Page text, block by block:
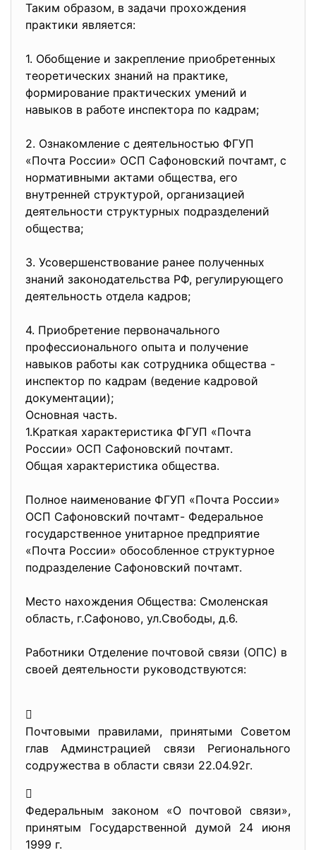
Таким образом, в задачи прохождения
практики является:
1. Обобщение и закрепление приобретенных
теоретических знаний на практике,
формирование практических умений и
навыков в работе инспектора по кадрам;
2. Ознакомление с деятельностью ФГУП
«Почта России» ОСП Сафоновский почтамт, с
нормативными актами общества, его
внутренней структурой, организацией
деятельности структурных подразделений
общества;
3. Усовершенствование ранее полученных
знаний законодательства РФ, регулирующего
деятельность отдела кадров;
4. Приобретение первоначального
профессионального опыта и получение
навыков работы как сотрудника общества -
инспектор по кадрам (ведение кадровой
документации);
Основная часть.
1.Краткая характеристика ФГУП «Почта
России» ОСП Сафоновский почтамт.
Общая характеристика общества.
Полное наименование ФГУП «Почта России»
ОСП Сафоновский почтамт- Федеральное
государственное унитарное предприятие
«Почта России» обособленное структурное
подразделение Сафоновский почтамт.
Место нахождения Общества: Смоленская
область, г.Сафоново, ул.Свободы, д.6.
Работники Отделение почтовой связи (ОПС) в
своей деятельности руководствуются:

Почтовыми правилами, принятыми Советом
глав Админстрацией связи Регионального
содружества в области связи 22.04.92г.

Федеральным законом «О почтовой связи»,
принятым Государственной думой 24 июня
1999 г.